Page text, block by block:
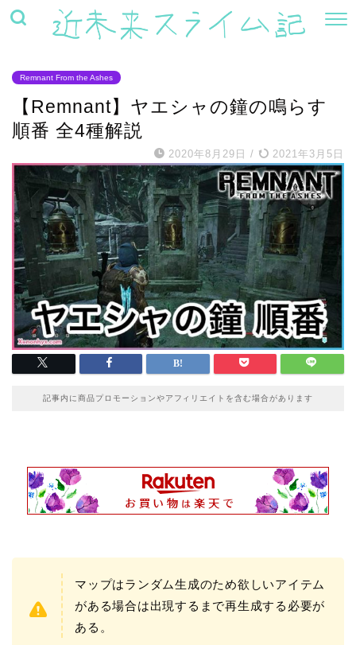
Remnant From the Ashes
【Remnant】ヤエシャの鐘の鳴らす
順番 全4種解説
2020年8月29日 / 2021年3月5日
記事内に商品プロモーションやアフィリエイトを含む場合があります
マップはランダム生成のため欲しいアイテム
がある場合は出現するまで再生成する必要が
ある。